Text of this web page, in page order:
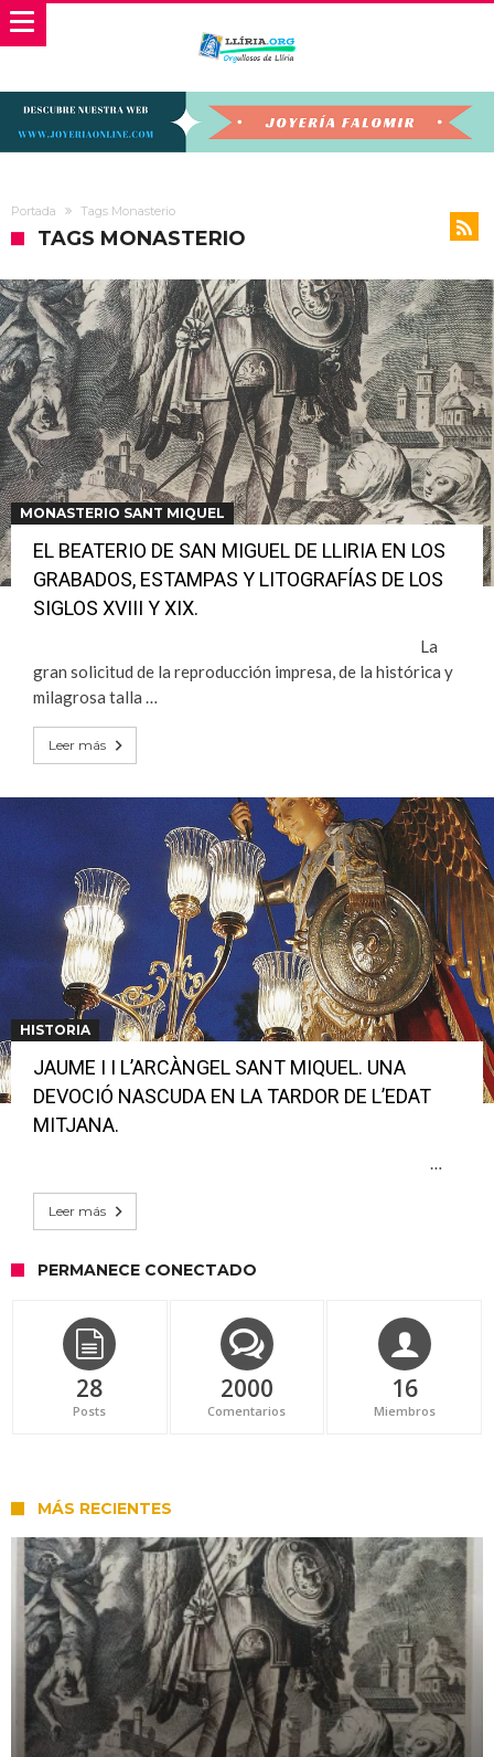
Portada Tags Monasterio
TAGS MONASTERIO
MONASTERIO SANT MIQUEL
EL BEATERIO DE SAN MIGUEL DE LLIRIA EN LOS
GRABADOS, ESTAMPAS Y LITOGRAFÍAS DE LOS
SIGLOS XVIII Y XIX.
La
gran solicitud de la reproducción impresa, de la histórica y
milagrosa talla …
Leer más
HISTORIA
JAUME I I L’ARCÀNGEL SANT MIQUEL. UNA
DEVOCIÓ NASCUDA EN LA TARDOR DE L’EDAT
MITJANA.
…
Leer más
PERMANECE CONECTADO
28
Posts
2000
Comentarios
16
Miembros
MÁS RECIENTES